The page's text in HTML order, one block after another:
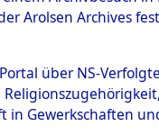
0022
Arolsen Archives
über NS-
in Gewerkschaften